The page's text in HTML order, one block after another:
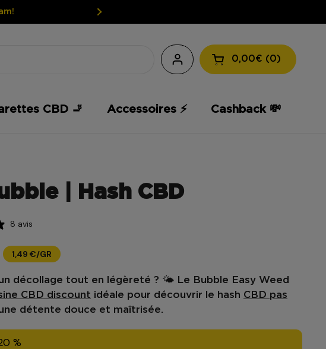
Winkelmandje
0,00€ 0
CBD 🚬 Accessoires ⚡️ Cashback 💸
| Hash CBD
8 avis
1,49 €/GR
décollage tout en légèreté ? 🌤️ Le
Bubble Easy Weed
CBD discount idéale pour découvrir le hash CBD pas
détente douce et maîtrisée.
%